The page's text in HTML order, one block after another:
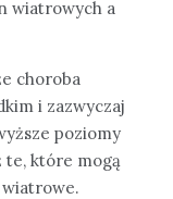
wiatrowych a
choroba
i zazwyczaj
poziomy
te, które mogą